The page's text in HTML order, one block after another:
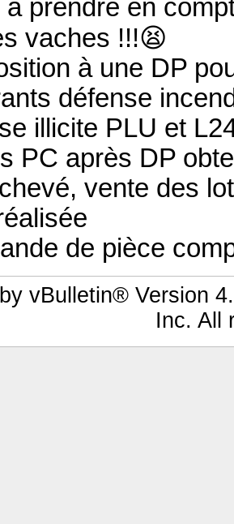
à prendre en
vaches !!!😫
à une DP
défense
illicite PLU et
PC après DP
vente des
de pièce
vBulletin® Version
Inc. All